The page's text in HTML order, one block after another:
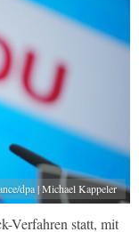
dpa | Michael Kappeler
Verfahren statt, mit